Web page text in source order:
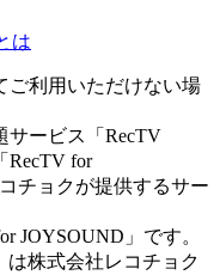
は
ご利用いただけない場
サービス「RecTV
RecTV for
チョクが提供するサー
JOYSOUND」です。
は株式会社レコチョク